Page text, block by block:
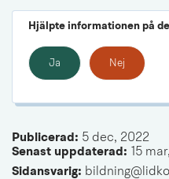
Hjälpte informationen på
Ja Nej
Publicerad: 5 dec, 2022
Senast uppdaterad:
15
Sidansvarig: